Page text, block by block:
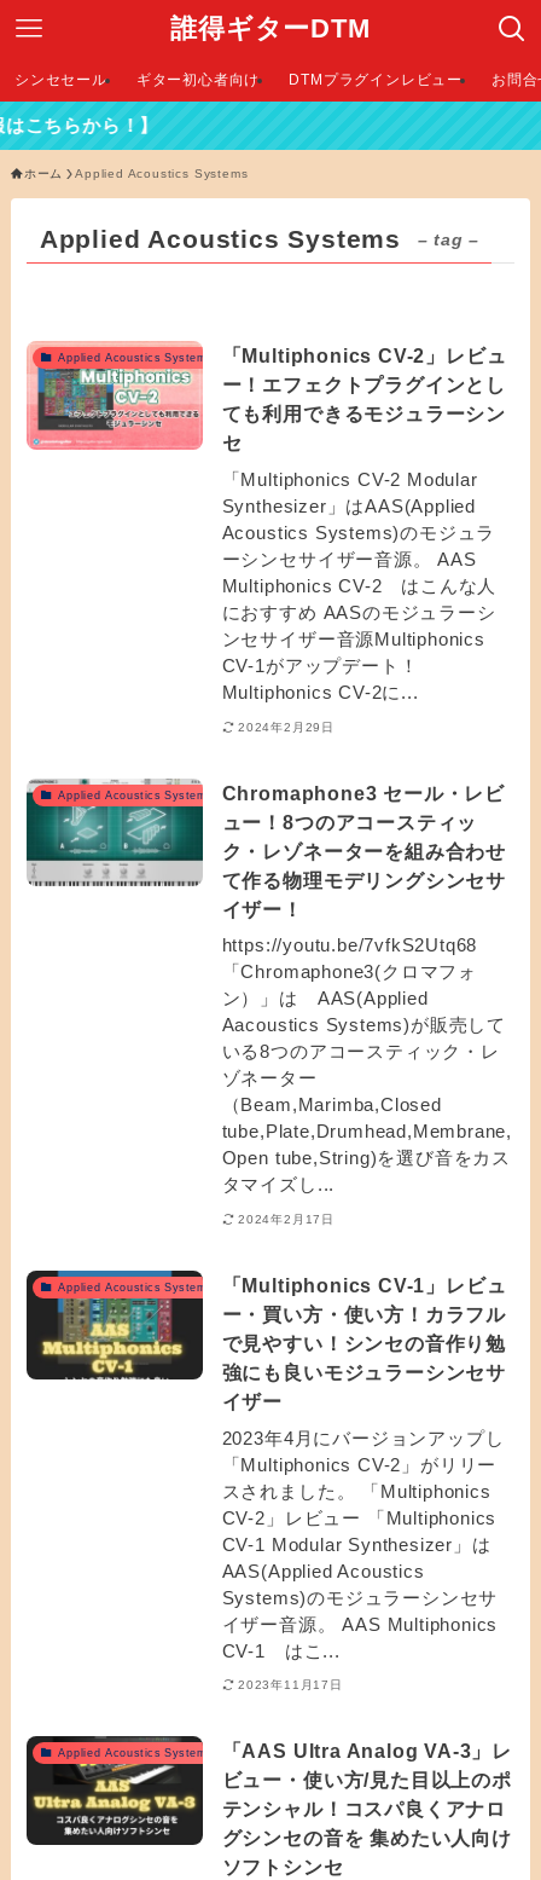
誰得ギターDTM
シンセセール ギター初心者向け DTMプラグインレビュー お問
らから！】
ホーム Applied Acoustics Systems
Applied Acoustics Systems – tag –
Applied Acoustics Systemsおすすめ「Multiphonics CV-2」レビュ
ー！エフェクトプラグインとし
ても利用できるモジュラーシン
セ
「Multiphonics CV-2 Modular
Synthesizer」はAAS(Applied
Acoustics Systems)のモジュラ
ーシンセサイザー音源。 AAS
Multiphonics CV-2 はこんな人
におすすめ AASのモジュラーシ
ンセサイザー音源Multiphonics
CV-1がアップデート！
Multiphonics CV-2に...
2024年2月29日
Applied Acoustics SystemsおすすめChromaphone3 セール・レビ
ュー！8つのアコースティッ
ク・レゾネーターを組み合わせ
て作る物理モデリングシンセサ
イザー！
https://youtu.be/7vfkS2Utq68
「Chromaphone3(クロマフォ
ン）」は AAS(Applied
Aacoustics Systems)が販売して
いる8つのアコースティック・レ
ゾネーター
（Beam,Marimba,Closed
tube,Plate,Drumhead,Membrane,
Open tube,String)を選び音をカス
タマイズし...
2024年2月17日
Applied Acoustics Systemsおすすめ「Multiphonics CV-1」レビュ
ー・買い方・使い方！カラフル
で見やすい！シンセの音作り勉
強にも良いモジュラーシンセサ
イザー
2023年4月にバージョンアップし
「Multiphonics CV-2」がリリー
スされました。 「Multiphonics
CV-2」レビュー 「Multiphonics
CV-1 Modular Synthesizer」は
AAS(Applied Acoustics
Systems)のモジュラーシンセサ
イザー音源。 AAS Multiphonics
CV-1 はこ...
2023年11月17日
Applied Acoustics Systemsおすすめ「AAS Ultra Analog VA-3」レ
ビュー・使い方/見た目以上のポ
テンシャル！コスパ良くアナロ
グシンセの音を 集めたい人向け
ソフトシンセ